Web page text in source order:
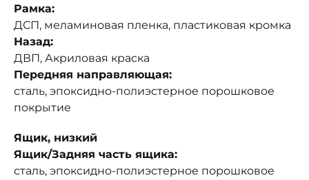
Рамка:
ДСП, меламиновая пленка, пластиковая кромка
Назад:
ДВП, Акриловая краска
Передняя направляющая:
сталь, эпоксидно-полиэстерное порошковое
покрытие
Ящик, низкий
Ящик/Задняя часть ящика:
сталь, эпоксидно-полиэстерное порошковое